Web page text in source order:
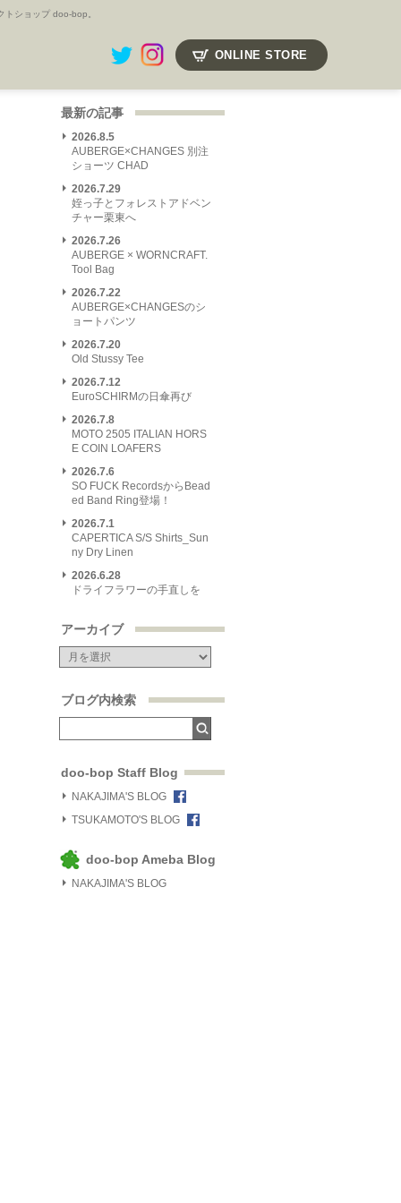
ショップ doo-bop。
ONLINE STORE
最新の記事
2026.8.5
AUBERGE×CHANGES 別注
ショーツ CHAD
2026.7.29
姪っ子とフォレストアドベン
チャー栗東へ
2026.7.26
AUBERGE × WORNCRAFT.
Tool Bag
2026.7.22
AUBERGE×CHANGESのシ
ョートパンツ
2026.7.20
Old Stussy Tee
2026.7.12
EuroSCHIRMの日傘再び
2026.7.8
MOTO 2505 ITALIAN HORS
E COIN LOAFERS
2026.7.6
SO FUCK RecordsからBead
ed Band Ring登場！
2026.7.1
CAPERTICA S/S Shirts_Sun
ny Dry Linen
2026.6.28
ドライフラワーの手直しを
アーカイブ
ブログ内検索
doo-bop Staff Blog
NAKAJIMA'S BLOG
TSUKAMOTO'S BLOG
doo-bop Ameba Blog
NAKAJIMA'S BLOG